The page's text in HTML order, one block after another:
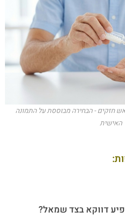
חזקים - הבחירה מבוססת על התמונה
האישית
דווקא בצד שמאל?